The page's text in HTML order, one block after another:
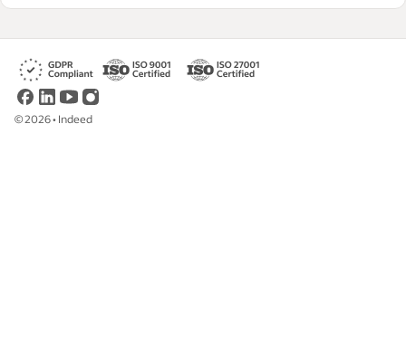
©2026• Indeed